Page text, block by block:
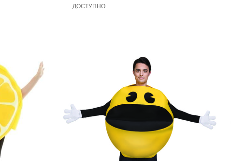
ДОСТУПНО